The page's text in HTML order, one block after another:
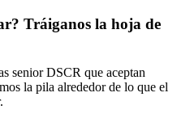
Tráiganos la hoja de
senior DSCR que aceptan
la pila alrededor de lo que el